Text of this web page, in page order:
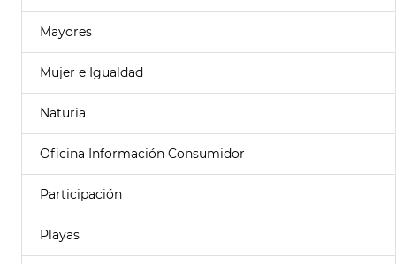
Mayores
Mujer e Igualdad
Naturia
Oficina Información Consumidor
Participación
Playas